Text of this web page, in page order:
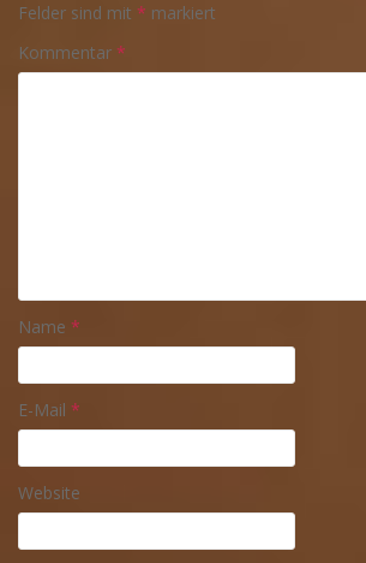
Felder sind mit * markiert
Kommentar *
Name *
E-Mail *
Website